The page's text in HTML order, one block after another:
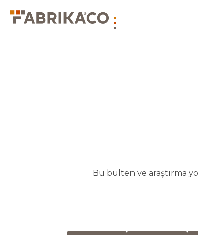
Bu bülten ve araştırma